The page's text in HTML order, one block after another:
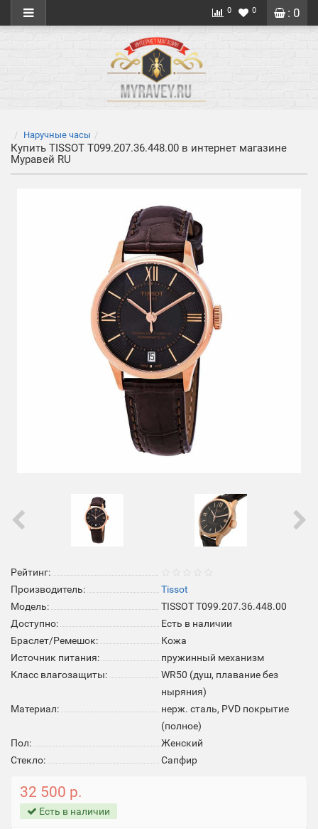
: 0
0 0
Наручные часы
Купить TISSOT T099.207.36.448.00 в интернет магазине
Муравей RU
Рейтинг:
Производитель:
Tissot
Модель:
TISSOT T099.207.36.448.00
Доступно:
Есть в наличии
Браслет/Ремешок:
Кожа
Источник питания:
пружинный механизм
Класс влагозащиты:
WR50 (душ, плавание без
ныряния)
Материал:
нерж. сталь, PVD покрытие
(полное)
Пол:
Женский
Стекло:
Сапфир
32 500 р.
Есть в наличии